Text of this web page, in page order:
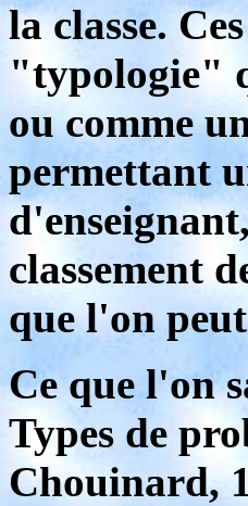
la classe.
"typologie"
ou comme
permettant
classement
que l'on
Ce que l'on
Types de
Chouinard,